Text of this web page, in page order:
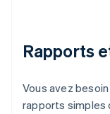
Rapports
Vous avez
rapports simples